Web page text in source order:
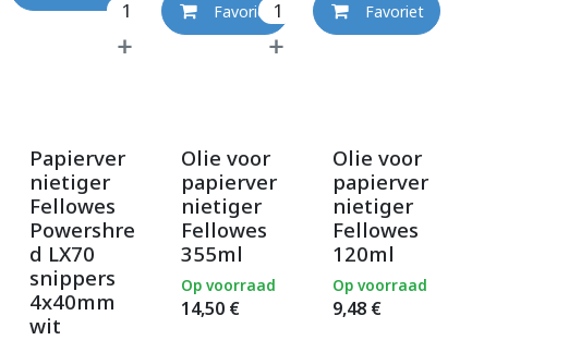
Favoriet Favoriet
Papierver
nietiger
Fellowes
Powershre
d LX70
snippers
4x40mm
wit
Olie voor
papierver
nietiger
Fellowes
355ml
14,50€
Op voorraad
Olie voor
papierver
nietiger
Fellowes
120ml
9,48€
Op voorraad